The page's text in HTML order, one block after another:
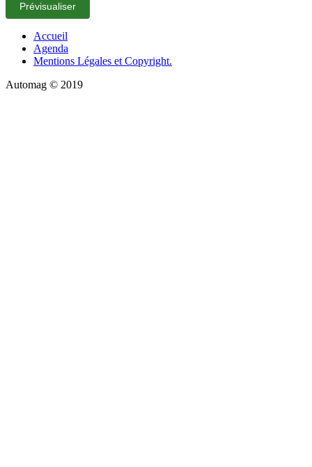
Accueil
Agenda
Mentions Légales et Copyright.
Automag © 2019